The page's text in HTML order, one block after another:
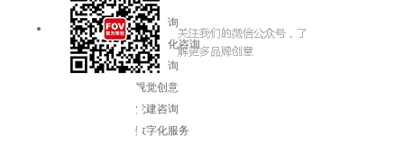
品牌咨询
企业文化咨询
增长咨询
视觉创意
党建咨询
数字化服务